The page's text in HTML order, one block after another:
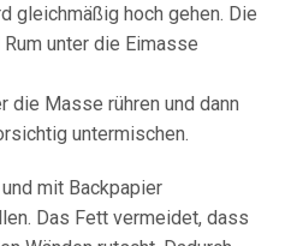
gleichmäßig hoch gehen. Die
unter die Eimasse
die Masse rühren und dann
untermischen.
mit Backpapier
Das Fett vermeidet, dass